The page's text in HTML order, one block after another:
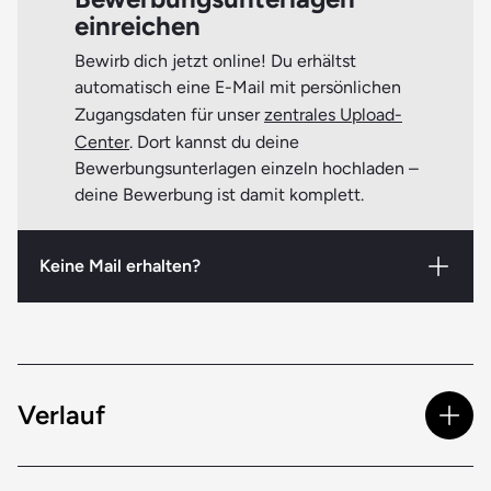
Beachte bitte:Möglicherweise werden zu Beginn deiner
verkürzten Ausbildung zum Ergotherapeuten bzw. zur
Ergotherapeutin weitere aktuelle Nachweise (Atteste,
Bescheinigungen etc.) benötigt. Genaueres erfährst du
rechtzeitig vorab.
einreichen
Bewirb dich jetzt online! Du erhältst
automatisch eine E-Mail mit persönlichen
Zugangsdaten für unserzentrales Upload-
Center. Dort kannst du deine
Bewerbungsunterlagen einzeln hochladen –
deine Bewerbung ist damit komplett.
Keine Mail erhalten?
Spamfilter. Ist auch dort nichts zu finden, melde
was da los ist.
Verlauf